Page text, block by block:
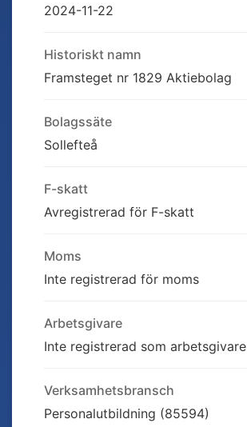
2024-11-22
Historiskt namn
Framsteget nr 1829 Aktiebolag
Bolagssäte
Sollefteå
F-skatt
Avregistrerad för F-skatt
Moms
Inte registrerad för moms
Arbetsgivare
Inte registrerad som arbetsgivare
Verksamhetsbransch
Personalutbildning (85594)